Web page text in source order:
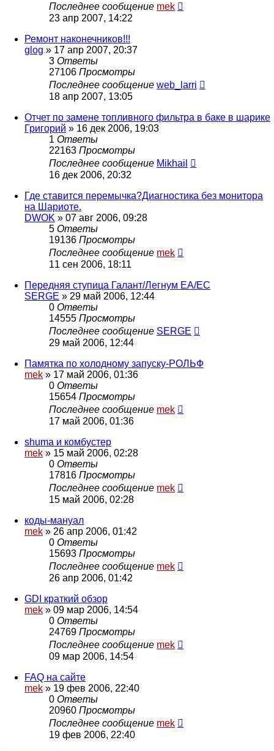
Последнее сообщение mek
23 апр 2007, 14:22
Ремонт наконечников!!!
glog » 17 апр 2007, 20:37
3 Ответы
27106 Просмотры
Последнее сообщение web_larri
18 апр 2007, 13:05
Отчет по замене топливного фильтра в баке в шарике
Григорий » 16 дек 2006, 19:03
1 Ответы
22163 Просмотры
Последнее сообщение Mikhail
16 дек 2006, 20:32
Где ставится перемычка?Диагностика без монитора
на Шариоте.
DWOK » 07 авг 2006, 09:28
5 Ответы
19136 Просмотры
Последнее сообщение mek
11 сен 2006, 18:11
Передняя ступица Галант/Легнум ЕА/ЕС
SERGE » 29 май 2006, 12:44
0 Ответы
14555 Просмотры
Последнее сообщение SERGE
29 май 2006, 12:44
Памятка по холодному запуску-РОЛЬФ
mek » 17 май 2006, 01:36
0 Ответы
15654 Просмотры
Последнее сообщение mek
17 май 2006, 01:36
shuma и комбустер
mek » 15 май 2006, 02:28
0 Ответы
17816 Просмотры
Последнее сообщение mek
15 май 2006, 02:28
коды-мануал
mek » 26 апр 2006, 01:42
0 Ответы
15693 Просмотры
Последнее сообщение mek
26 апр 2006, 01:42
GDI краткий обзор
mek » 09 мар 2006, 14:54
0 Ответы
24769 Просмотры
Последнее сообщение mek
09 мар 2006, 14:54
FAQ на сайте
mek » 19 фев 2006, 22:40
0 Ответы
20960 Просмотры
Последнее сообщение mek
19 фев 2006, 22:40